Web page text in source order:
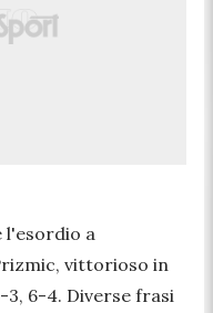
l'esordio a
vittorioso in
6-4. Diverse frasi